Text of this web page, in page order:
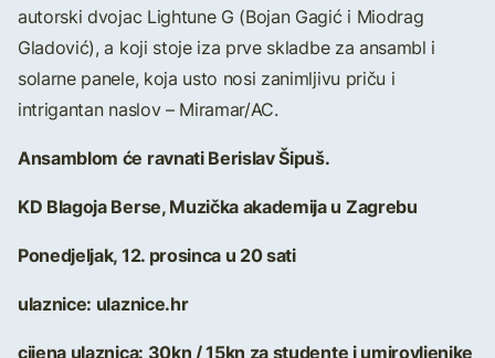
autorski dvojac Lightune G (Bojan Gagić i Miodrag
Gladović), a koji stoje iza prve skladbe za ansambl i
solarne panele, koja usto nosi zanimljivu priču i
intrigantan naslov – Miramar/AC.
Ansamblom će ravnati Berislav Šipuš.
KD Blagoja Berse, Muzička akademija u Zagrebu
Ponedjeljak, 12. prosinca u 20 sati
ulaznice: ulaznice.hr
cijena ulaznica: 30kn / 15kn za studente i umirovljenike